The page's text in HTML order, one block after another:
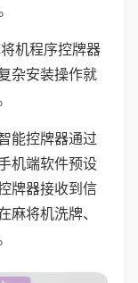
机程序控牌器
杂安装操作就
能控牌器通过
机端软件预设
牌器接收到信
麻将机洗牌、